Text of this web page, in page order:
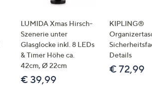
LUMIDA Xmas Hirsch-
Szenerie unter
Glasglocke inkl. 8 LEDs
& Timer Höhe ca.
42cm, Ø 22cm
€ 39,99
KIPLING®
Details
€ 72,99